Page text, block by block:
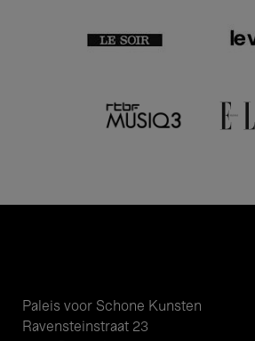
Paleis voor Schone Kunsten
Ravensteinstraat 23